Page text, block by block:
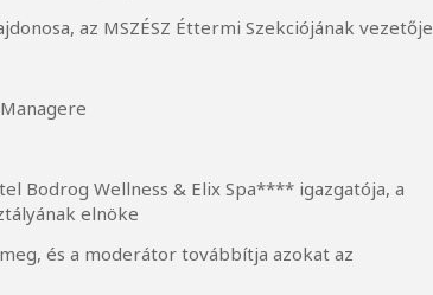
az MSZÉSZ Éttermi Szekciójának vezetője
Bodrog Wellness & Elix Spa**** igazgatója, a
elnöke
és a moderátor továbbítja azokat az